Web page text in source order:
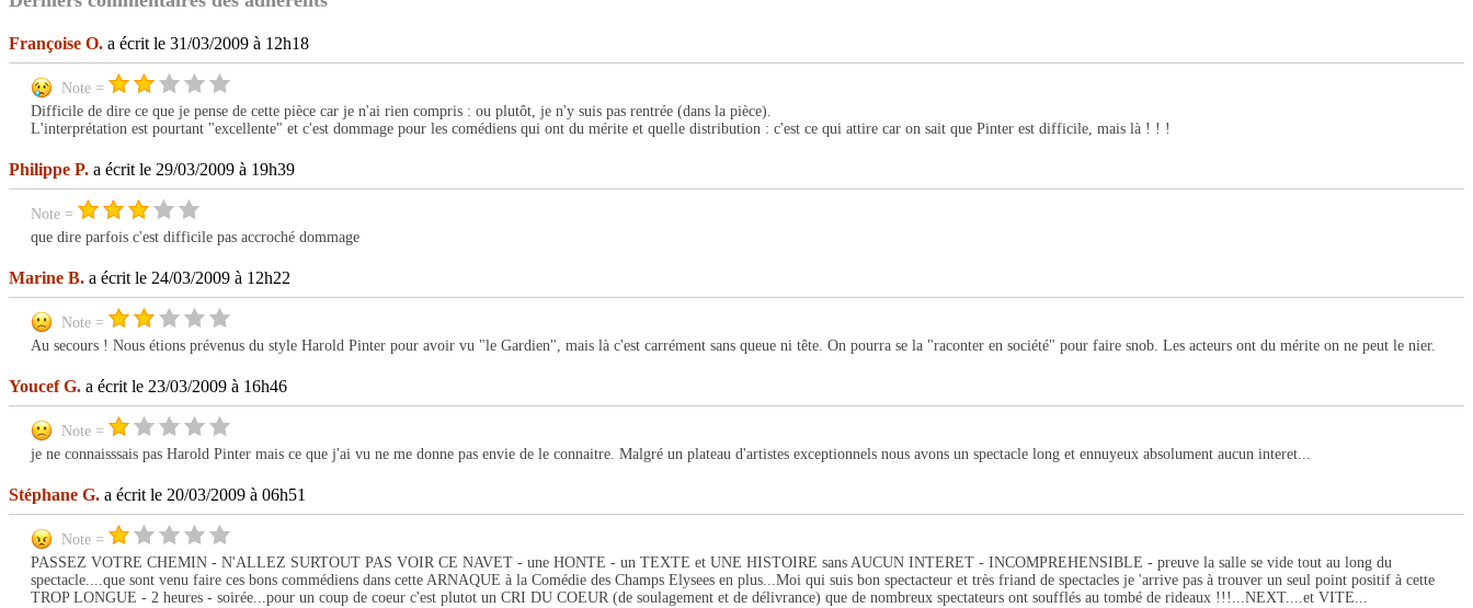
Françoise O. a écrit le 31/03/2009 à 12h18
Note =
Difficile de dire ce que je pense de cette pièce car je n'ai rien compris : ou plutôt, je n'y suis pas rentrée (dans la pièce).
L'interprétation est pourtant "excellente" et c'est dommage pour les comédiens qui ont du mérite et quelle distribution : c'est ce qui attire car on sait que Pinter est difficile, mais là ! ! !
Philippe P. a écrit le 29/03/2009 à 19h39
Note =
que dire parfois c'est difficile pas accroché dommage
Marine B. a écrit le 24/03/2009 à 12h22
Note =
Au secours ! Nous étions prévenus du style Harold Pinter pour avoir vu "le Gardien", mais là c'est carrément sans queue ni tête. On pourra se la "raconter en société" pour faire snob. Les acteurs ont du mérite on ne peut le nier.
Youcef G. a écrit le 23/03/2009 à 16h46
Note =
je ne connaisssais pas Harold Pinter mais ce que j'ai vu ne me donne pas envie de le connaitre. Malgré un plateau d'artistes exceptionnels nous avons un spectacle long et ennuyeux absolument aucun interet...
Stéphane G. a écrit le 20/03/2009 à 06h51
Note =
PASSEZ VOTRE CHEMIN - N'ALLEZ SURTOUT PAS VOIR CE NAVET - une HONTE - un TEXTE et UNE HISTOIRE sans AUCUN INTERET - INCOMPREHENSIBLE - preuve la salle se vide tout au long du
spectacle....que sont venu faire ces bons commédiens dans cette ARNAQUE à la Comédie des Champs Elysees en plus...Moi qui suis bon spectacteur et très friand de spectacles je 'arrive pas à trouver un seul point positif à cette
TROP LONGUE - 2 heures - soirée...pour un coup de coeur c'est plutot un CRI DU COEUR (de soulagement et de délivrance) que de nombreux spectateurs ont soufflés au tombé de rideaux !!!...NEXT....et VITE...